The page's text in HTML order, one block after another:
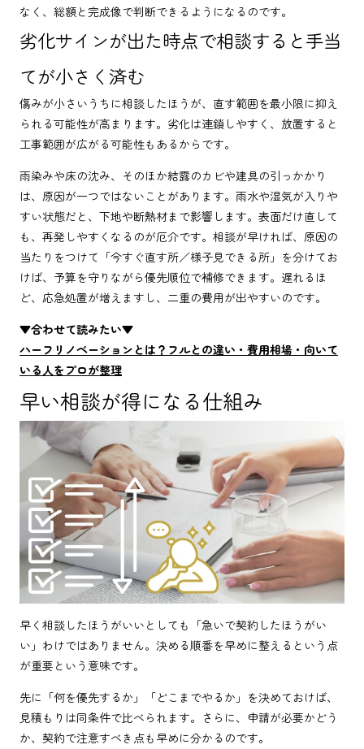
なく、総額と完成像で判断できるようになるのです。
劣化サインが出た時点で相談すると手当
てが小さく済む
傷みが小さいうちに相談したほうが、直す範囲を最小限に抑え
られる可能性が高まります。劣化は連鎖しやすく、放置すると
工事範囲が広がる可能性もあるからです。
雨染みや床の沈み、そのほか結露のカビや建具の引っかかり
は、原因が一つではないことがあります。雨水や湿気が入りや
すい状態だと、下地や断熱材まで影響します。表面だけ直して
も、再発しやすくなるのが厄介です。相談が早ければ、原因の
当たりをつけて「今すぐ直す所／様子見できる所」を分けてお
けば、予算を守りながら優先順位で補修できます。遅れるほ
ど、応急処置が増えますし、二重の費用が出やすいのです。
▼合わせて読みたい▼
ハーフリノベーションとは？フルとの違い・費用相場・向いて
いる人をプロが整理
早い相談が得になる仕組み
早く相談したほうがいいとしても「急いで契約したほうがい
い」わけではありません。決める順番を早めに整えるという点
が重要という意味です。
先に「何を優先するか」「どこまでやるか」を決めておけば、
見積もりは同条件で比べられます。さらに、申請が必要かどう
か、契約で注意すべき点も早めに分かるのです。